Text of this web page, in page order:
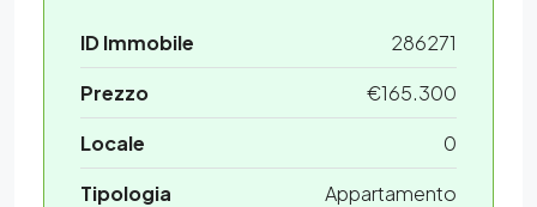
ID Immobile
286271
Prezzo
€165.300
Locale
0
Tipologia
Appartamento